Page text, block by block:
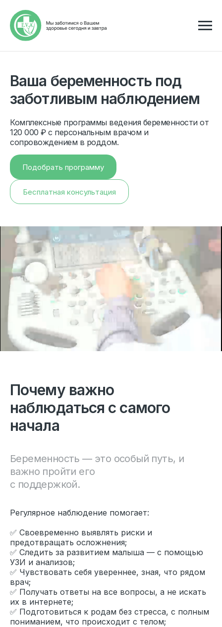
Ваша беременность под
заботливым наблюдением
Комплексные программы ведения беременности от
120 000 ₽ с персональным врачом и
сопровождением в роддом.
Подобрать программу
Бесплатная консультация
Почему важно
наблюдаться с самого
начала
Беременность — это особый путь, и
важно пройти его
с поддержкой.
Регулярное наблюдение помогает:
✅ Своевременно выявлять риски и
предотвращать осложнения;
✅ Следить за развитием малыша — с помощью
УЗИ и анализов;
✅ Чувствовать себя увереннее, зная, что рядом
врач;
✅ Получать ответы на все вопросы, а не искать
их в интернете;
✅ Подготовиться к родам без стресса, с полным
пониманием, что происходит с телом;